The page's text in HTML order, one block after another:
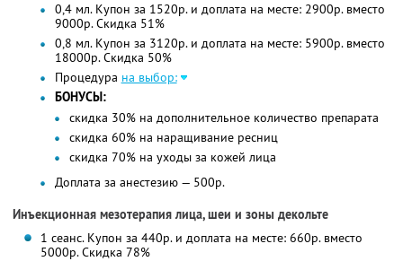
0,4 мл. Купон за 1520р. и доплата на месте: 2900р. вместо
9000р. Скидка 51%
0,8 мл. Купон за 3120р. и доплата на месте: 5900р. вместо
18000р. Скидка 50%
Процедура на выбор:
БОНУСЫ:
скидка 30% на дополнительное количество препарата
скидка 60% на наращивание ресниц
скидка 70% на уходы за кожей лица
Доплата за анестезию — 500р.
Инъекционная мезотерапия лица, шеи и зоны декольте
1 сеанс. Купон за 440р. и доплата на месте: 660р. вместо
5000р. Скидка 78%